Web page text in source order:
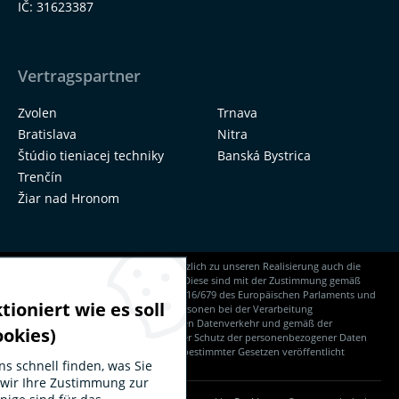
IČ: 31623387
Vertragspartner
Zvolen
Trnava
Bratislava
Nitra
Štúdio tieniacej techniky
Trenčín
Banská Bystrica
Žiar nad Hronom
Auf unserer Website finden Sie zusätzlich zu unseren Realisierung auch die
Realisierungen unserer Lieferanten. Diese sind mit der Zustimmung gemäß
Artikel 6 Abst.1a) Verordnung (EU) 2016/679 des Europäischen Parlaments und
des Rates zum Schutz natürlicher Personen bei der Verarbeitung
personenbezogener Daten, zum freien Datenverkehr und gemäß der
Gesetzgebung NR SR Nr. 18/2018 über Schutz der personenbezogener Daten
und Änderungen und Ergänzungen bestimmter Gesetzen veröffentlicht
worden.
wie es soll
schnell finden, was Sie
Ihre Zustimmung zur